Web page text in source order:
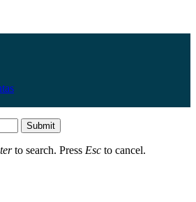
Submit
to search. Press Esc to cancel.